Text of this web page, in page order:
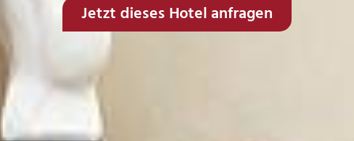
Jetzt dieses Hotel anfragen